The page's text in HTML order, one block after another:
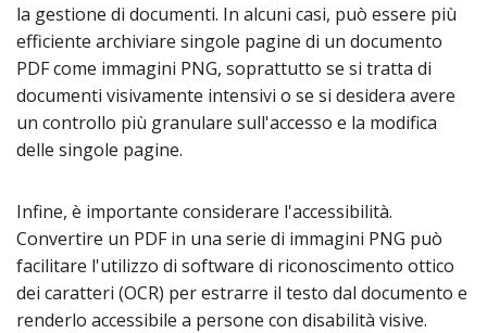
la gestione di documenti. In alcuni casi, può essere più
efficiente archiviare singole pagine di un documento
PDF come immagini PNG, soprattutto se si tratta di
documenti visivamente intensivi o se si desidera avere
un controllo più granulare sull'accesso e la modifica
delle singole pagine.
Infine, è importante considerare l'accessibilità.
Convertire un PDF in una serie di immagini PNG può
facilitare l'utilizzo di software di riconoscimento ottico
dei caratteri (OCR) per estrarre il testo dal documento e
renderlo accessibile a persone con disabilità visive.